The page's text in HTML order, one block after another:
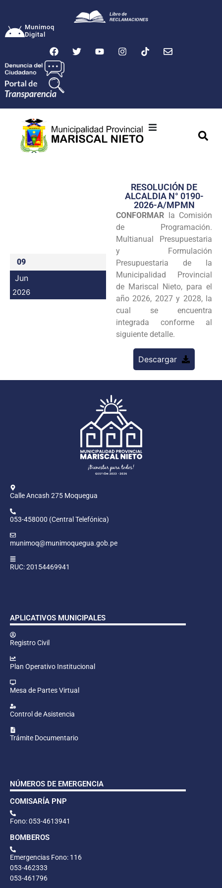
Munimoq
Digital
Transparencia
Seguridad
Programas
Intranet
09
Jun
2026
RESOLUCIÓN DE
ALCALDIA N° 0190-
2026-A/MPMN
CONFORMAR la Comisión
de Programación.
Multianual Presupuestaria
y Formulación
Presupuestaria de la
Municipalidad Provincial
de Mariscal Nieto, para el
año 2026, 2027 y 2028, la
cual se encuentra
integrada conforme al
siguiente detalle.
Descargar
Calle Ancash 275 Moquegua
053-458000 (Central Telefónica)
munimoq@munimoquegua.gob.pe
RUC: 20154469941
APLICATIVOS MUNICIPALES
Registro Civil
Plan Operativo Institucional
Mesa de Partes Virtual
Control de Asistencia
Trámite Documentario
NÚMEROS DE EMERGENCIA
COMISARÍA PNP
Fono: 053-4613941
BOMBEROS
Emergencias Fono: 116
053-462333
053-461796